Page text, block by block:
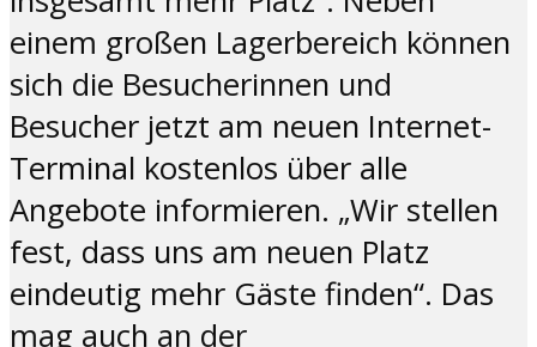
einem großen Lagerbereich können
sich die Besucherinnen und
Besucher jetzt am neuen Internet-
Terminal kostenlos über alle
Angebote informieren. „Wir stellen
fest, dass uns am neuen Platz
eindeutig mehr Gäste finden“. Das
mag auch an der